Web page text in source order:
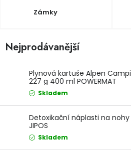
Doprava a platba
Reklamační formulář
Zámky
Nejprodávanější
Plynová kartuše Alpen
227 g 400 ml POWERMAT
Skladem
Detoxikační náplasti na nohy
JIPOS
Skladem